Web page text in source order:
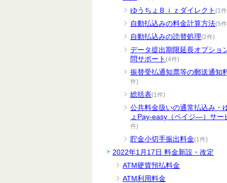
ゆうちょＢｉｚダイレクト (1
自動払込みの料金計算方法(5
自動払込みの読替処理(2件)
データ提出期限延長オプショ
問サポート (4件)
振替受払通知票等の郵送通知
件)
総括表(1件)
公共料金扱いの通常払込み・
ょPay-easy（ペイジ―）サー
件)
貯金小切手振出料金(1件)
2022年1月17日 料金新設・改定
ATM硬貨預払料金
ATM利用料金